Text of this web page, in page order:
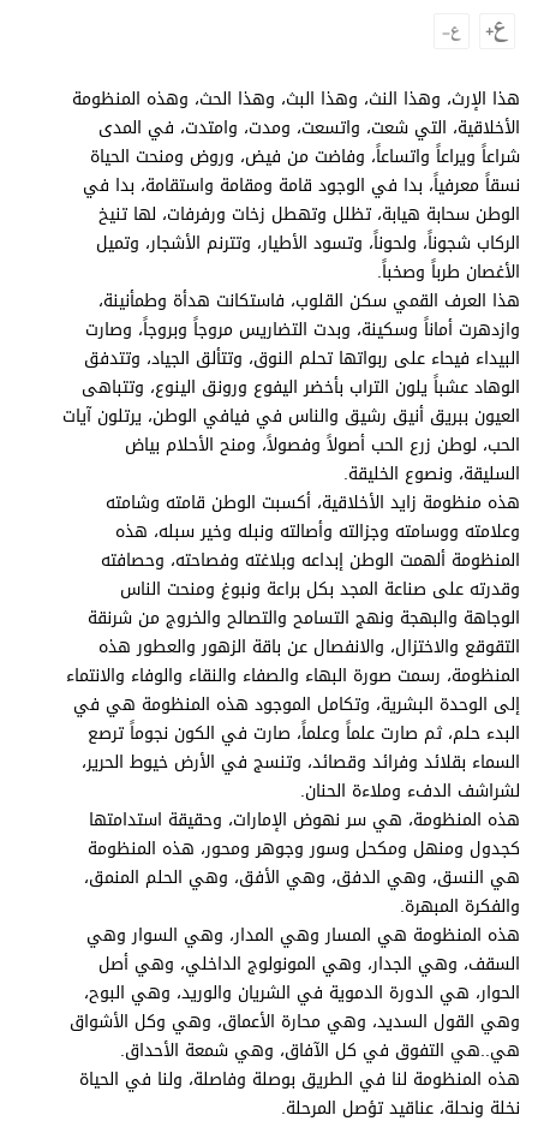
الترفيه
التعليم والمعرفة
الذكاء الاصطناعي
تغطيات
فيديو
بودكاست
إنفوجراف
قصة صورة
كاريكتير
برامج
عدد اليوم
مواقيت الصلاة
الأحوال الجوية
هذا الإرث، وهذا النث، وهذا البث، وهذا الحث، وهذه المنظومة
الأخلاقية، التي شعت، واتسعت، ومدت، وامتدت، في المدى
شراعاً ويراعاً واتساعاً، وفاضت من فيض، وروض ومنحت الحياة
نسقاً معرفياً، بدا في الوجود قامة ومقامة واستقامة، بدا في
الوطن سحابة هيابة، تظلل وتهطل زخات ورفرفات، لها تنيخ
الركاب شجوناً، ولحوناً، وتسود الأطيار، وتترنم الأشجار، وتميل
الأغصان طرباً وصخباً.
هذا العرف القمي سكن القلوب، فاستكانت هدأة وطمأنينة،
وازدهرت أماناً وسكينة، وبدت التضاريس مروجاً وبروجاً، وصارت
البيداء فيحاء على ربواتها تحلم النوق، وتتألق الجياد، وتتدفق
الوهاد عشباً يلون التراب بأخضر اليفوع ورونق الينوع، وتتباهى
العيون ببريق أنيق رشيق والناس في فيافي الوطن، يرتلون آيات
الحب، لوطن زرع الحب أصولاً وفصولاً، ومنح الأحلام بياض
السليقة، ونصوع الخليقة.
هذه منظومة زايد الأخلاقية، أكسبت الوطن قامته وشامته
وعلامته ووسامته وجزالته وأصالته ونبله وخير سبله، هذه
المنظومة ألهمت الوطن إبداعه وبلاغته وفصاحته، وحصافته
وقدرته على صناعة المجد بكل براعة ونبوغ ومنحت الناس
الوجاهة والبهجة ونهج التسامح والتصالح والخروج من شرنقة
التقوقع والاختزال، والانفصال عن باقة الزهور والعطور هذه
المنظومة، رسمت صورة البهاء والصفاء والنقاء والوفاء والانتماء
إلى الوحدة البشرية، وتكامل الموجود هذه المنظومة هي في
البدء حلم، ثم صارت علماً وعلماً، صارت في الكون نجوماً ترصع
السماء بقلائد وفرائد وقصائد، وتنسج في الأرض خيوط الحرير،
لشراشف الدفء وملاءة الحنان.
هذه المنظومة، هي سر نهوض الإمارات، وحقيقة استدامتها
كجدول ومنهل ومكحل وسور وجوهر ومحور، هذه المنظومة
هي النسق، وهي الدفق، وهي الأفق، وهي الحلم المنمق،
والفكرة المبهرة.
هذه المنظومة هي المسار وهي المدار، وهي السوار وهي
السقف، وهي الجدار، وهي المونولوج الداخلي، وهي أصل
الحوار، هي الدورة الدموية في الشريان والوريد، وهي البوح،
وهي القول السديد، وهي محارة الأعماق، وهي وكل الأشواق
هي..هي التفوق في كل الآفاق، وهي شمعة الأحداق.
هذه المنظومة لنا في الطريق بوصلة وفاصلة، ولنا في الحياة
نخلة ونحلة، عناقيد تؤصل المرحلة.